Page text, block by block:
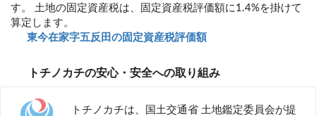
す。 土地の固定資産税は、固定資産税評価額に1.4%を掛けて
算定します。
東今在家字五反田の固定資産税評価額
トチノカチの安心・安全への取り組み
トチノカチは、国土交通省 土地鑑定委員会が提